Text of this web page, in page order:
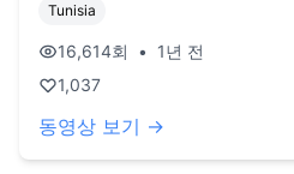
재와의 차이를 줄이겠다 하고서
살다보니 또 늦어져버렸네요 🥲
해보도록 하겠습니다. 어서 유럽
와서 어떻게 지냈는지 알려드리고 싶네요
댓글, 좋아요도 모두 감사드립니다! / 2022년 3월부터 노란버
스를 타고 세계여행 중입니다. 유
Tunisia
16,614회 •
1년 전
1,037
동영상 보기 →